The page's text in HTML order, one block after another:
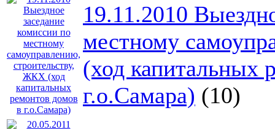
19.11.2010
местному
(ход капитальных
г.о.Самара) (10)